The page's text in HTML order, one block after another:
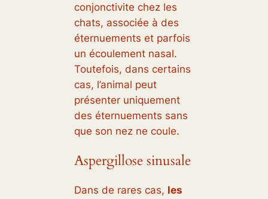
conjonctivite chez les
chats, associée à des
éternuements et parfois
un écoulement nasal.
Toutefois, dans certains
cas, l’animal peut
présenter uniquement
des éternuements sans
que son nez ne coule.
Aspergillose sinusale
Dans de rares cas, les